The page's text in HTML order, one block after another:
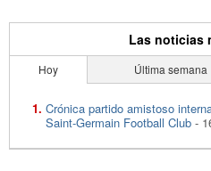
Las noticias
Hoy Última semana
Crónica partido amistoso
Saint-Germain Football Club -